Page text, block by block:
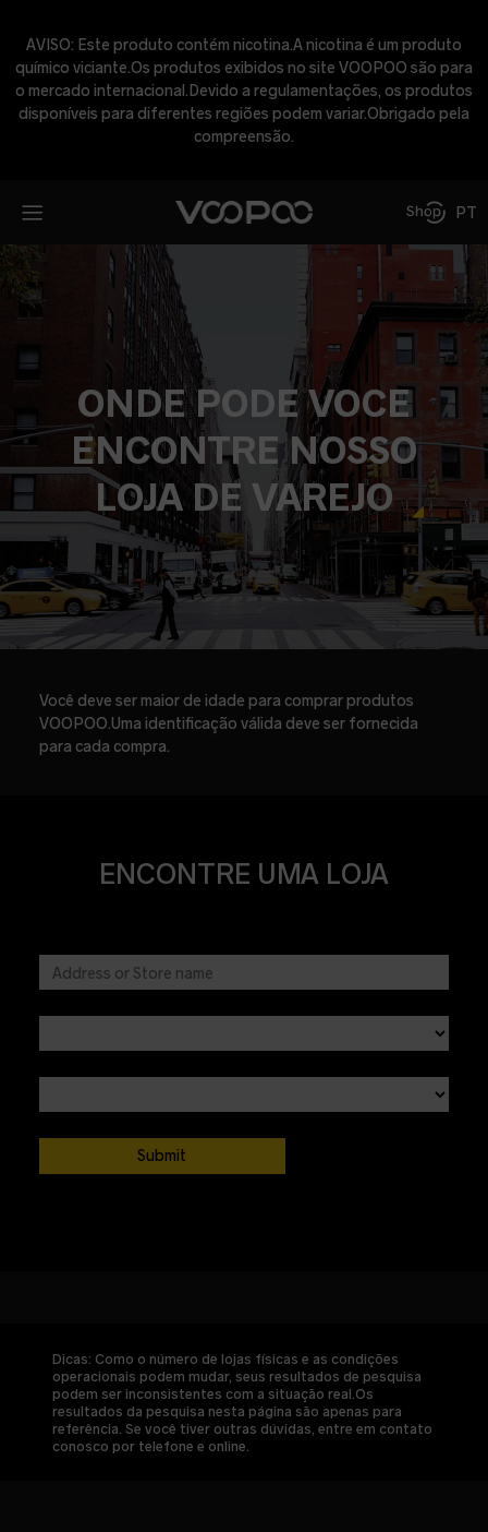
AVISO: Este produto contém nicotina.A nicotina é um produto
químico viciante.Os produtos exibidos no site VOOPOO são para
o mercado internacional.Devido a regulamentações, os produtos
disponíveis para diferentes regiões podem variar.Obrigado pela
compreensão.
PT
ONDE PODE VOCE
ENCONTRE NOSSO
LOJA DE VAREJO
Você deve ser maior de idade para comprar produtos
VOOPOO.Uma identificação válida deve ser fornecida
para cada compra.
ENCONTRE UMA LOJA
Dicas: Como o número de lojas físicas e as condições
operacionais podem mudar, seus resultados de pesquisa
podem ser inconsistentes com a situação real.Os
resultados da pesquisa nesta página são apenas para
referência. Se você tiver outras dúvidas, entre em contato
conosco por telefone e online.